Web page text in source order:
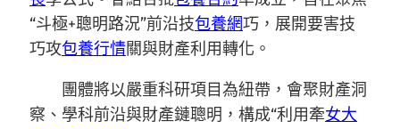
“斗極+聰明路況”前沿技包養網巧，展開要害技
巧攻包養行情關與財產利用轉化。
團體將以嚴重科研項目為紐帶，會聚財產洞
察、學科前沿與財產鏈聰明，構成“利用牽女大